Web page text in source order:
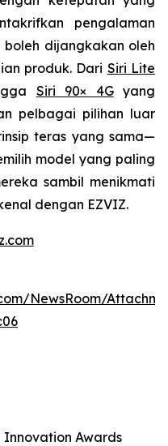
pengalaman
dijangkakan oleh
produk. Dari Siri Lite
Siri 90× 4Gyang
pelbagai pilihan luar
teras yang sama—
model yang paling
sambil menikmati
dengan EZVIZ.
NewsRoom/
Innovation Awards